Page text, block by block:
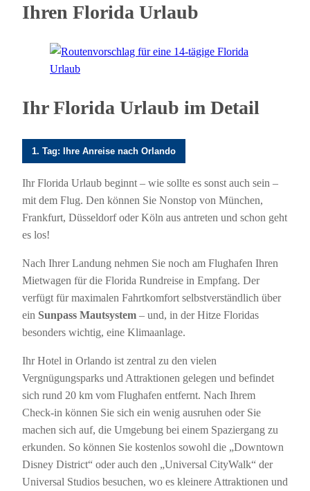
Ihren Florida Urlaub
Ihr Florida Urlaub im Detail
1. Tag: Ihre Anreise nach Orlando
Ihr Florida Urlaub beginnt – wie sollte es sonst auch sein –
mit dem Flug. Den können Sie Nonstop von München,
Frankfurt, Düsseldorf oder Köln aus antreten und schon geht
es los!
Nach Ihrer Landung nehmen Sie noch am Flughafen Ihren
Mietwagen für die Florida Rundreise in Empfang. Der
verfügt für maximalen Fahrtkomfort selbstverständlich über
ein Sunpass Mautsystem – und, in der Hitze Floridas
besonders wichtig, eine Klimaanlage.
Ihr Hotel in Orlando ist zentral zu den vielen
Vergnügungsparks und Attraktionen gelegen und befindet
sich rund 20 km vom Flughafen entfernt. Nach Ihrem
Check-in können Sie sich ein wenig ausruhen oder Sie
machen sich auf, die Umgebung bei einem Spaziergang zu
erkunden. So können Sie kostenlos sowohl die „Downtown
Disney District“ oder auch den „Universal CityWalk“ der
Universal Studios besuchen, wo es kleinere Attraktionen und